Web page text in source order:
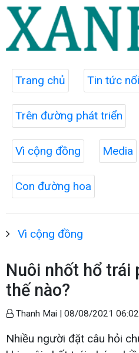
Trang chủ Tin tức
Trên đường phát triển
Vì cộng đồng Media
Con đường hoa
Vì cộng đồng
Nuôi nhốt hổ trái
thế nào?
Thanh Mai | 08/08/2021 06:02
Nhiều người đặt câu hỏi